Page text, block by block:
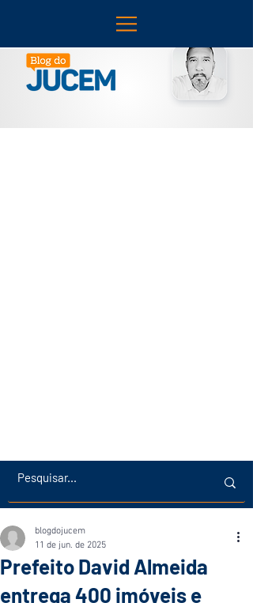
Prefeito David Almeida
entrega 400 imóveis e
blogdojucem
11 de jun. de 2025